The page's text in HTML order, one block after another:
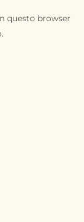
questo browser